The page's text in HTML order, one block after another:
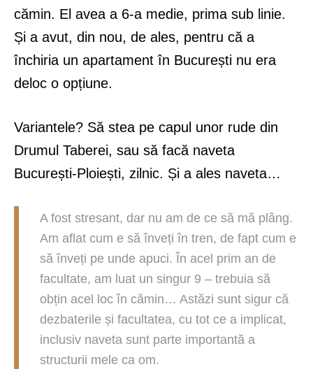
cămin. El avea a 6-a medie, prima sub linie.
Și a avut, din nou, de ales, pentru că a
închiria un apartament în București nu era
deloc o opțiune.
Variantele? Să stea pe capul unor rude din
Drumul Taberei, sau să facă naveta
București-Ploiești, zilnic. Și a ales naveta…
A fost stresant, dar nu am de ce să mă plâng.
Am aflat cum e să înveți în tren, de fapt cum e
să înveți pe unde apuci. În acel prim an de
facultate, am luat un singur 9 – trebuia să
obțin acel loc în cămin… Astăzi sunt sigur că
dezbaterile și facultatea, cu tot ce a implicat,
inclusiv naveta sunt parte importantă a
structurii mele ca om.